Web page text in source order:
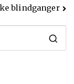
blindganger